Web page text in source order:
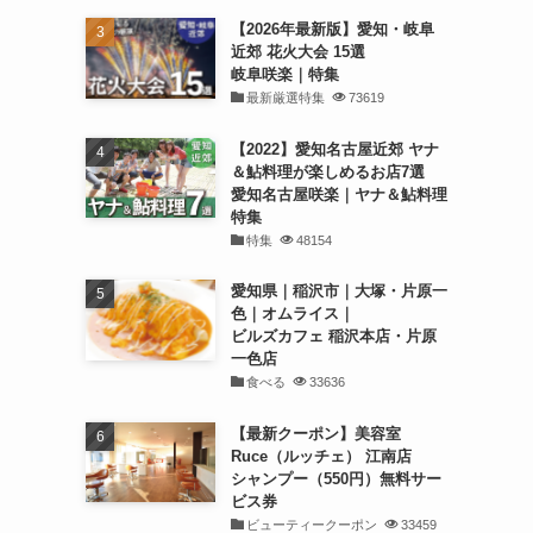
【2026年最新版】愛知・岐阜
近郊 花火大会 15選
岐阜咲楽｜特集
最新厳選特集 73619
【2022】愛知名古屋近郊 ヤナ
＆鮎料理が楽しめるお店7選
愛知名古屋咲楽｜ヤナ＆鮎料理
特集
特集 48154
愛知県｜稲沢市｜大塚・片原一
色｜オムライス｜
ビルズカフェ 稲沢本店・片原
一色店
食べる 33636
【最新クーポン】美容室
Ruce（ルッチェ） 江南店
シャンプー（550円）無料サー
ビス券
ビューティークーポン 33459